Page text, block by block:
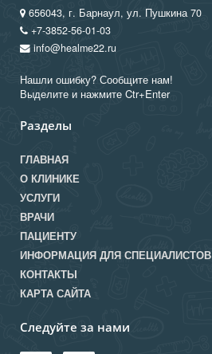
656043, г. Барнаул, ул. Пушкина 70
+7-3852-56-01-03
info@healme22.ru
Нашли ошибку? Сообщите нам!
Выделите и нажмите Ctr+Enter
Разделы
ГЛАВНАЯ
О КЛИНИКЕ
УСЛУГИ
ВРАЧИ
ПАЦИЕНТУ
ИНФОРМАЦИЯ ДЛЯ СПЕЦИАЛИСТОВ
КОНТАКТЫ
КАРТА САЙТА
Следуйте за нами